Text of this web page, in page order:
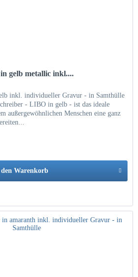
gelb metallic inkl....
inkl. individueller Gravur - in Samthülle
- LIBO in gelb - ist das ideale
außergewöhnlichen Menschen eine ganz
Warenkorb